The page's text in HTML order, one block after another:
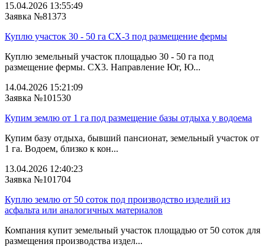
15.04.2026 13:55:49
Заявка №81373
Куплю участок 30 - 50 га СХ-3 под размещение фермы
Куплю земельный участок площадью 30 - 50 га под
размещение фермы. СХ3. Направление Юг, Ю...
14.04.2026 15:21:09
Заявка №101530
Купим землю от 1 га под размещение базы отдыха у водоема
Купим базу отдыха, бывший пансионат, земельный участок от
1 га. Водоем, близко к кон...
13.04.2026 12:40:23
Заявка №101704
Куплю землю от 50 соток под производство изделий из
асфальта или аналогичных материалов
Компания купит земельный участок площадью от 50 соток для
размещения производства издел...